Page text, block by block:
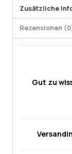
Zusätzliche
Rezensionen
Gut zu